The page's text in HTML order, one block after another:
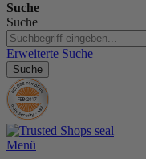
Suche
Suche
Erweiterte Suche
Suche
Menü